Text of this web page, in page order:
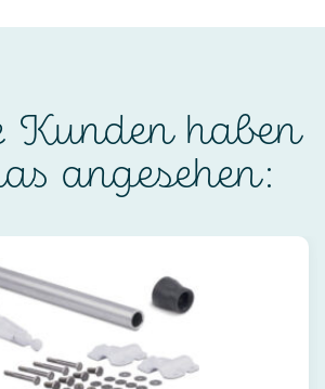
Kunden haben
angesehen: